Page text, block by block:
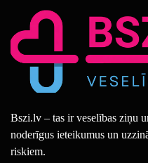
Bszi.lv – tas ir veselības ziņu
noderīgus ieteikumus un
riskiem.